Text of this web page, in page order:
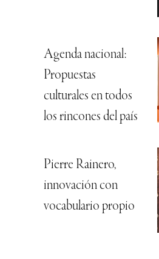
Agenda nacional:
Propuestas
culturales en todos
los rincones del país
Pierre Rainero,
innovación con
vocabulario propio